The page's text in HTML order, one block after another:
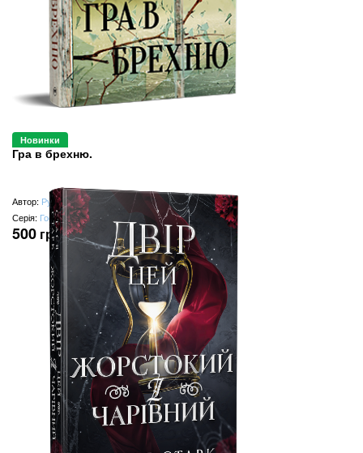
Гра в брехню.
Автор: Рут Веа
Серія: Гостросюжетна проза
500 грн
Новинки